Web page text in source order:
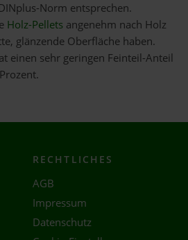
Norm entsprechen.
Holz-Pellets angenehm nach Holz
glänzende Oberfläche haben.
einen sehr geringen Feinteil-Anteil
RECHTLICHES
AGB
Impressum
Datenschutz